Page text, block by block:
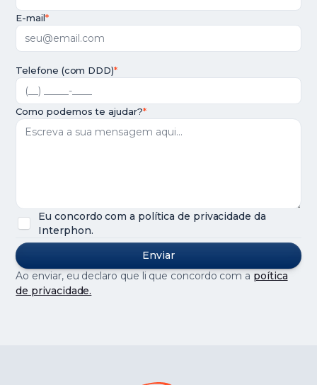
E-mail*
Telefone (com DDD)*
Como podemos te ajudar?*
Eu concordo com a política de privacidade da
Interphon.
Ao enviar, eu declaro que li que concordo com a poítica
de privacidade.